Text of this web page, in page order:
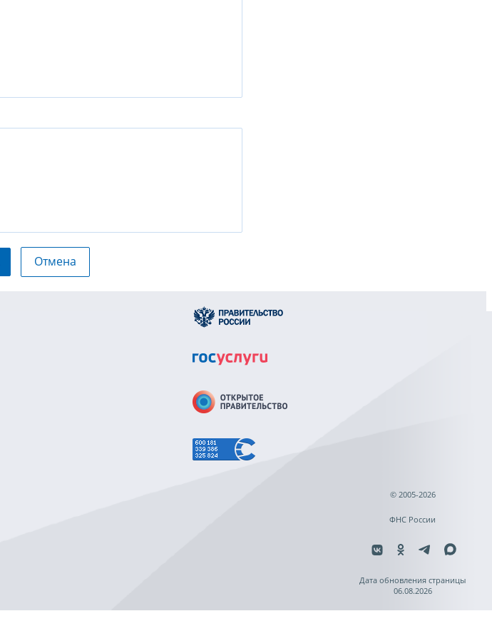
Отмена
© 2005-2026
ФНС России
Дата обновления страницы
06.08.2026